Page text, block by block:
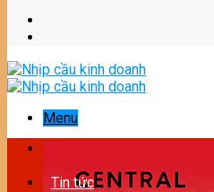
Menu
Tin tức